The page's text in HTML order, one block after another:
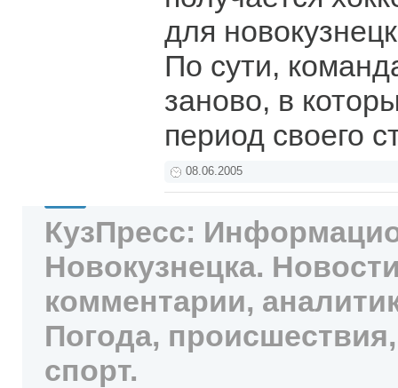
для
По сути,
заново, в
период своего
08.06.2005
КузПресс:
Новокузнецка.
комментарии,
Погода,
спорт.